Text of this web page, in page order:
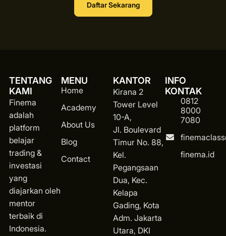
Daftar Sekarang
TENTANG
KAMI
Finema
adalah
platform
belajar
trading &
investasi
yang
diajarkan oleh
mentor
terbaik di
Indonesia.
MENU
Home
Academy
About Us
Blog
Contact
KANTOR
Kirana 2
Tower Level
10-A,
Jl. Boulevard
Timur No. 88,
Kel.
Pegangsaan
Dua, Kec.
Kelapa
Gading, Kota
Adm. Jakarta
Utara, DKI
INFO
KONTAK
0812
8000
7080
finema.id